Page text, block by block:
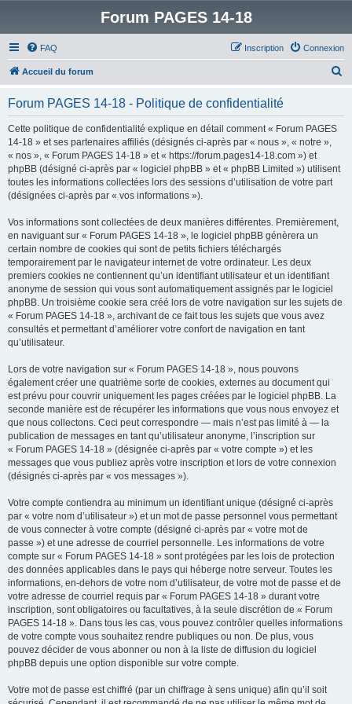
Forum PAGES 14-18
FAQ Connexion
Inscription
Accueil du forum
Forum PAGES 14-18 - Politique de confidentialité
Cette politique de confidentialité explique en détail comment « Forum PAGES
14-18 » et ses partenaires affiliés (désignés ci-après par « nous », « notre »,
« nos », « Forum PAGES 14-18 » et « https://forum.pages14-18.com ») et
phpBB (désigné ci-après par « logiciel phpBB » et « phpBB Limited ») utilisent
toutes les informations collectées lors des sessions d’utilisation de votre part
(désignées ci-après par « vos informations »).
Vos informations sont collectées de deux manières différentes. Premièrement,
en naviguant sur « Forum PAGES 14-18 », le logiciel phpBB génèrera un
certain nombre de cookies qui sont de petits fichiers téléchargés
temporairement par le navigateur internet de votre ordinateur. Les deux
premiers cookies ne contiennent qu’un identifiant utilisateur et un identifiant
anonyme de session qui vous sont automatiquement assignés par le logiciel
phpBB. Un troisième cookie sera créé lors de votre navigation sur les sujets de
« Forum PAGES 14-18 », archivant de ce fait tous les sujets que vous avez
consultés et permettant d’améliorer votre confort de navigation en tant
qu’utilisateur.
Lors de votre navigation sur « Forum PAGES 14-18 », nous pouvons
également créer une quatrième sorte de cookies, externes au document qui
est prévu pour couvrir uniquement les pages créées par le logiciel phpBB. La
seconde manière est de récupérer les informations que vous nous envoyez et
que nous collectons. Ceci peut correspondre — mais n’est pas limité à — la
publication de messages en tant qu’utilisateur anonyme, l’inscription sur
« Forum PAGES 14-18 » (désignée ci-après par « votre compte ») et les
messages que vous publiez après votre inscription et lors de votre connexion
(désignés ci-après par « vos messages »).
Votre compte contiendra au minimum un identifiant unique (désigné ci-après
par « votre nom d’utilisateur ») et un mot de passe personnel vous permettant
de vous connecter à votre compte (désigné ci-après par « votre mot de
passe ») et une adresse de courriel personnelle. Les informations de votre
compte sur « Forum PAGES 14-18 » sont protégées par les lois de protection
des données applicables dans le pays qui héberge notre serveur. Toutes les
informations, en-dehors de votre nom d’utilisateur, de votre mot de passe et de
votre adresse de courriel requis par « Forum PAGES 14-18 » durant votre
inscription, sont obligatoires ou facultatives, à la seule discrétion de « Forum
PAGES 14-18 ». Dans tous les cas, vous pouvez contrôler quelles informations
de votre compte vous souhaitez rendre publiques ou non. De plus, vous
pouvez décider de vous abonner ou non à la liste de diffusion du logiciel
phpBB depuis une option disponible sur votre compte.
Votre mot de passe est chiffré (par un chiffrage à sens unique) afin qu’il soit